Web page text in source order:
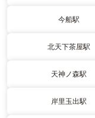
今船駅
北天下茶屋駅
天神ノ森駅
岸里玉出駅